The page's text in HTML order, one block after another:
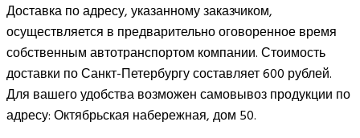
Доставка по адресу, указанному заказчиком,
осуществляется в предварительно оговоренное время
собственным автотранспортом компании. Стоимость
доставки по Санкт-Петербургу составляет 600 рублей.
Для вашего удобства возможен самовывоз продукции по
адресу: Октябрьская набережная, дом 50.